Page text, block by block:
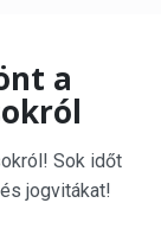
a
Sok időt
jogvitákat!